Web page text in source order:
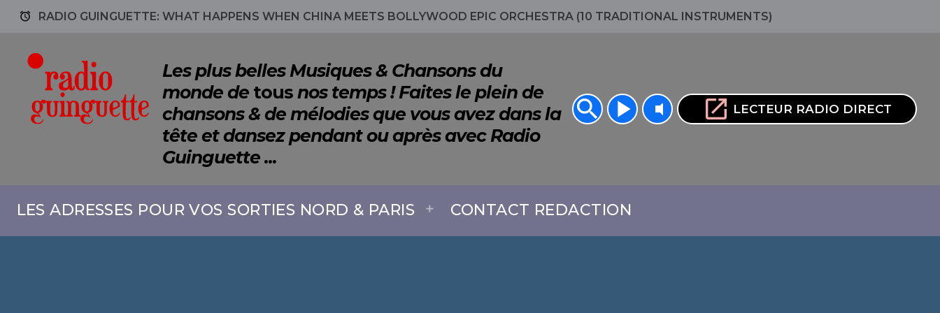
access_alarm RADIO GUINGUETTE: WHAT HAPPENS WHEN CHINA MEETS BOLLYWOOD EPIC ORCHESTRA (10 TRADITIONAL INSTRUMENTS)
Les plus belles Musiques & Chansons du
monde de tous nos temps ! Faites le plein de
chansons & de mélodies que vous avez dans la
tête et dansez pendant ou après avec Radio
Guinguette ...
LES ADRESSES POUR VOS SORTIES NORD & PARIS CONTACT REDACTION
search play_arrow volume_up open_in_new LECTEUR RADIO DIRECT